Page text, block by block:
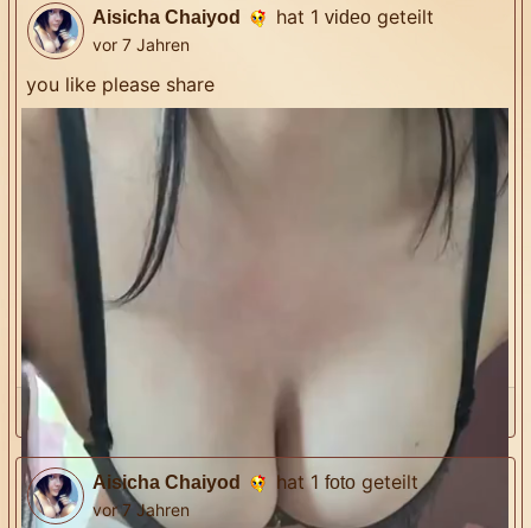
Aisicha Chaiyod hat 1video geteilt
vor 7 Jahren
you like please share
Nn Aa hat dies geliked
Aisicha Chaiyod hat 1foto geteilt
vor 7 Jahren